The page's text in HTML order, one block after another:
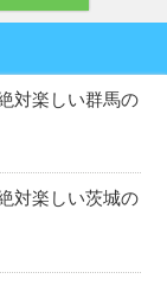
対楽しい群馬の
対楽しい茨城の